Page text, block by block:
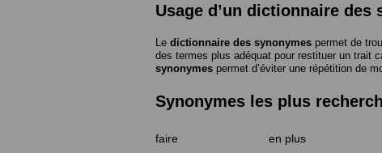
Usage d’un dictionnaire des
Le dictionnaire des synonymes permet de
des termes plus adéquat pour restituer un trait
synonymes permet d’éviter une répétition de
Synonymes les plus
faire en plus